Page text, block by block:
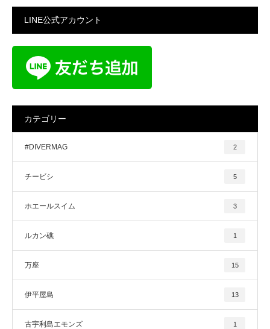
LINE公式アカウント
カテゴリー
#DIVERMAG 2
チービシ 5
ホエールスイム 3
ルカン礁 1
万座 15
伊平屋島 13
古宇利島エモンズ 1